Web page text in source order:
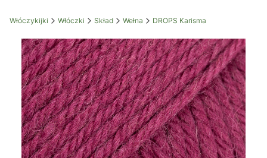
Włóczykijki Włóczki Skład Wełna DROPS Karisma